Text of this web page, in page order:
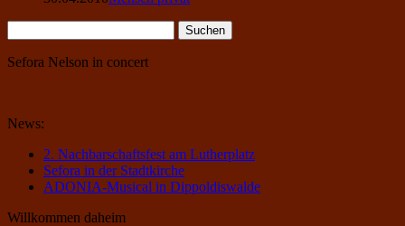
nach:
Sefora Nelson in concert
News:
2. Nachbarschaftsfest am Lutherplatz
Sefora in der Stadtkirche
ADONIA-Musical in Dippoldiswalde
Willkommen daheim